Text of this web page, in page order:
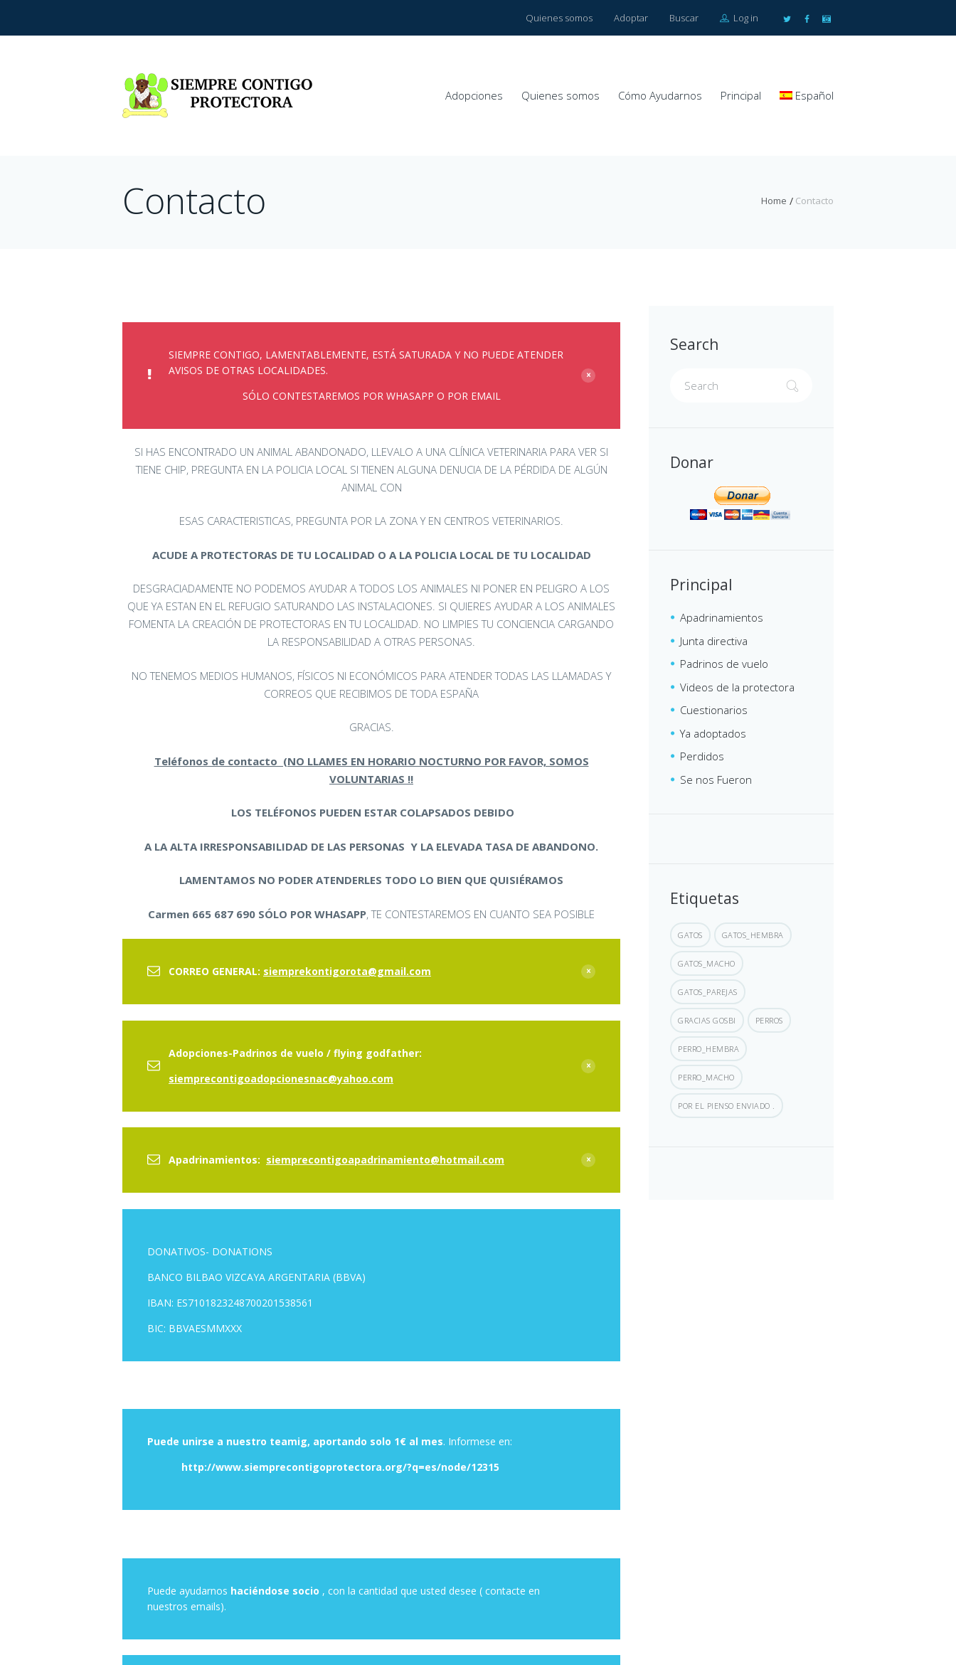
Quienes somos Adoptar Buscar Log in
Adopciones Quienes somos Cómo Ayudarnos Principal Español
Home Contacto
Contacto
SIEMPRE CONTIGO, LAMENTABLEMENTE, ESTÁ SATURADA Y NO PUEDE ATENDER
AVISOS DE OTRAS LOCALIDADES.
SÓLO CONTESTAREMOS POR WHASAPP O POR EMAIL
SI HAS ENCONTRADO UN ANIMAL ABANDONADO, LLEVALO A UNA CLÍNICA VETERINARIA PARA VER SI
TIENE CHIP, PREGUNTA EN LA POLICIA LOCAL SI TIENEN ALGUNA DENUCIA DE LA PÉRDIDA DE ALGÚN
ANIMAL CON
ESAS CARACTERISTICAS, PREGUNTA POR LA ZONA Y EN CENTROS VETERINARIOS.
ACUDE A PROTECTORAS DE TU LOCALIDAD O A LA POLICIA LOCAL DE TU LOCALIDAD
DESGRACIADAMENTE NO PODEMOS AYUDAR A TODOS LOS ANIMALES NI PONER EN PELIGRO A LOS
QUE YA ESTAN EN EL REFUGIO SATURANDO LAS INSTALACIONES. SI QUIERES AYUDAR A LOS ANIMALES
FOMENTA LA CREACIÓN DE PROTECTORAS EN TU LOCALIDAD. NO LIMPIES TU CONCIENCIA CARGANDO
LA RESPONSABILIDAD A OTRAS PERSONAS.
NO TENEMOS MEDIOS HUMANOS, FÍSICOS NI ECONÓMICOS PARA ATENDER TODAS LAS LLAMADAS Y
CORREOS QUE RECIBIMOS DE TODA ESPAÑA
GRACIAS.
Teléfonos de contacto (NO LLAMES EN HORARIO NOCTURNO POR FAVOR, SOMOS
VOLUNTARIAS !!
LOS TELÉFONOS PUEDEN ESTAR COLAPSADOS DEBIDO
A LA ALTA IRRESPONSABILIDAD DE LAS PERSONAS Y LA ELEVADA TASA DE ABANDONO.
LAMENTAMOS NO PODER ATENDERLES TODO LO BIEN QUE QUISIÉRAMOS
Carmen 665 687 690 SÓLO POR WHASAPP, TE CONTESTAREMOS EN CUANTO SEA POSIBLE
CORREO GENERAL: siemprekontigorota@gmail.com
Adopciones-Padrinos de vuelo / flying godfather:
siemprecontigoadopcionesnac@yahoo.com
Apadrinamientos: siemprecontigoapadrinamiento@hotmail.com
DONATIVOS- DONATIONS
BANCO BILBAO VIZCAYA ARGENTARIA (BBVA)
IBAN: ES7101823248700201538561
BIC: BBVAESMMXXX
Puede unirse a nuestro teamig, aportando solo 1€ al mes. Informese en:
http://www.siemprecontigoprotectora.org/?q=es/node/12315
Puede ayudarnos haciéndose socio , con la cantidad que usted desee ( contacte en
nuestros emails).
Search
Donar
Principal
Apadrinamientos
Junta directiva
Padrinos de vuelo
Videos de la protectora
Cuestionarios
Ya adoptados
Perdidos
Se nos Fueron
Etiquetas
GATOS GATOS_HEMBRA
GATOS_MACHO
GATOS_PAREJAS
GRACIAS GOSBI PERROS
PERRO_HEMBRA
PERRO_MACHO
POR EL PIENSO ENVIADO .